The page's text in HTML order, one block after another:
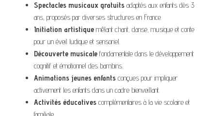
Spectacles musicaux gratuits adaptés aux enfants dès 3
ans, proposés par diverses structures en France.
Initiation artistique mêlant chant, danse, musique et conte
pour un éveil ludique et sensoriel.
Découverte musicale fondamentale dans le développement
cognitif et émotionnel des bambins.
Animations jeunes enfants conçues pour impliquer
activement les enfants dans un cadre bienveillant.
Activités éducatives complémentaires à la vie scolaire et